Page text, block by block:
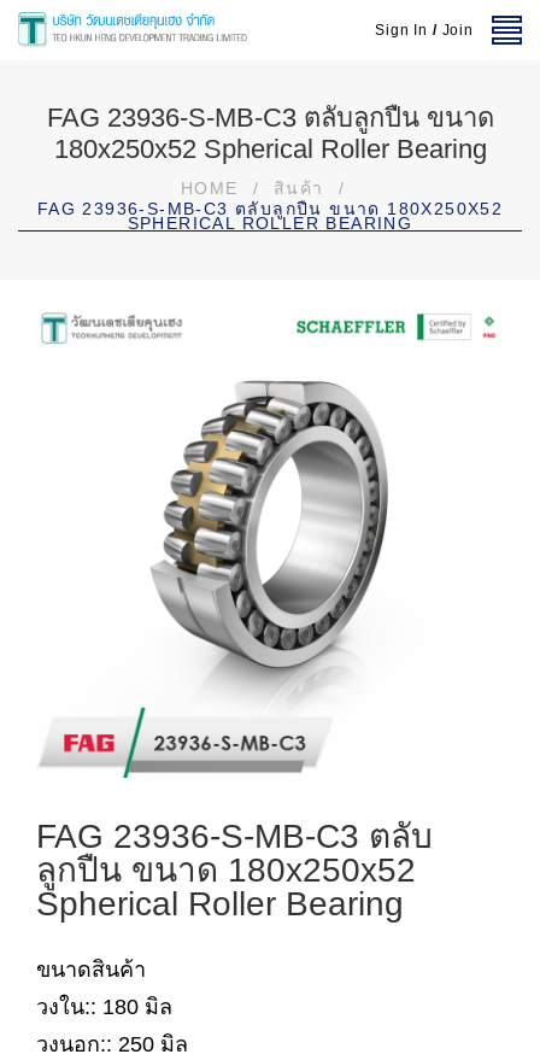
Sign In / Join
FAG 23936-S-MB-C3 ตลับลูกปืน ขนาด
180x250x52 Spherical Roller Bearing
HOME / สินค้า
/
FAG 23936-S-MB-C3 ตลับลูกปืน ขนาด 180X250X52
SPHERICAL ROLLER BEARING
FAG 23936-S-MB-C3 ตลับ
ลูกปืน ขนาด 180x250x52
Spherical Roller Bearing
ขนาดสินค้า
วงใน:: 180 มิล
วงนอก:: 250 มิล